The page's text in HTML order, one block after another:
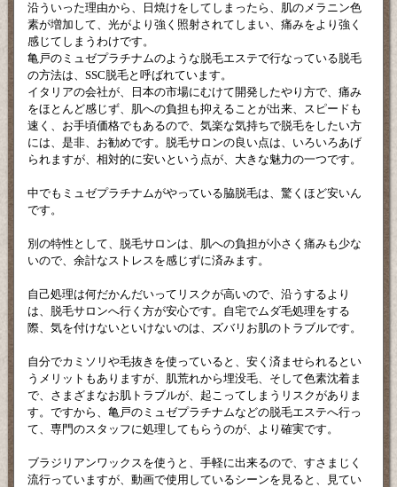
沿ういった理由から、日焼けをしてしまったら、肌のメラニン色
素が増加して、光がより強く照射されてしまい、痛みをより強く
感じてしまうわけです。
亀戸のミュゼプラチナムのような脱毛エステで行なっている脱毛
の方法は、SSC脱毛と呼ばれています。
イタリアの会社が、日本の市場にむけて開発したやり方で、痛み
をほとんど感じず、肌への負担も抑えることが出来、スピードも
速く、お手頃価格でもあるので、気楽な気持ちで脱毛をしたい方
には、是非、お勧めです。脱毛サロンの良い点は、いろいろあげ
られますが、相対的に安いという点が、大きな魅力の一つです。
中でもミュゼプラチナムがやっている脇脱毛は、驚くほど安いん
です。
別の特性として、脱毛サロンは、肌への負担が小さく痛みも少な
いので、余計なストレスを感じずに済みます。
自己処理は何だかんだいってリスクが高いので、沿うするより
は、脱毛サロンへ行く方が安心です。自宅でムダ毛処理をする
際、気を付けないといけないのは、ズバリお肌のトラブルです。
自分でカミソリや毛抜きを使っていると、安く済ませられるとい
うメリットもありますが、肌荒れから埋没毛、そして色素沈着ま
で、さまざまなお肌トラブルが、起こってしまうリスクがありま
す。ですから、亀戸のミュゼプラチナムなどの脱毛エステへ行っ
て、専門のスタッフに処理してもらうのが、より確実です。
ブラジリアンワックスを使うと、手軽に出来るので、すさまじく
流行っていますが、動画で使用しているシーンを見ると、見てい